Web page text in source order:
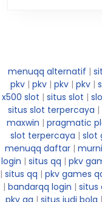
menuqq alternatif |
pkv | pkv | pkv | pkv |
x500 slot | situs slot |
situs slot terpercaya |
maxwin | pragmatic
slot terpercaya | slot
menuqq daftar|
login | situs qq | pkv
| situs qq | pkv games
| bandarqq login | situs
pkv qq | situs judi bola |